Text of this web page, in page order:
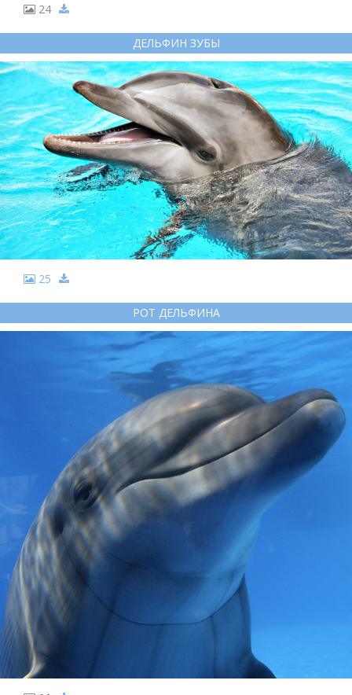
24
ДЕЛЬФИН ЗУБЫ
25
РОТ ДЕЛЬФИНА